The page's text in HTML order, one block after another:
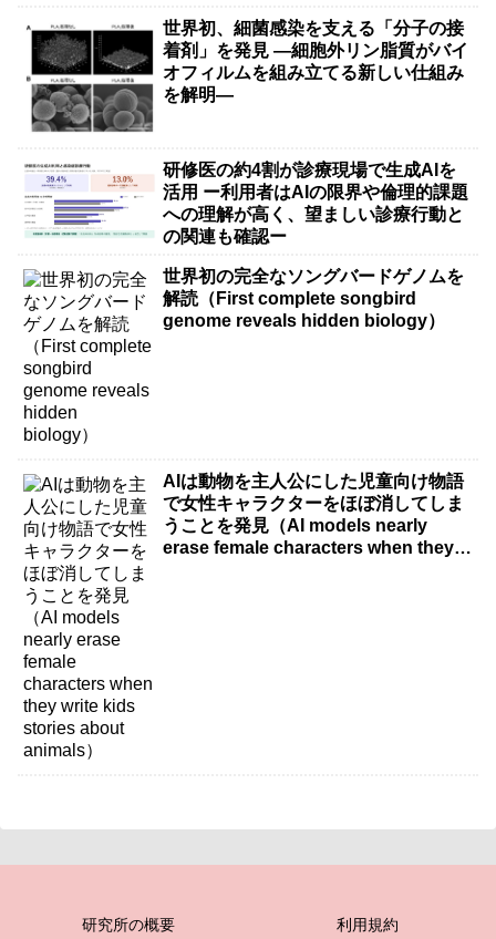
世界初、細菌感染を支える「分子の接
着剤」を発見 ―細胞外リン脂質がバイ
オフィルムを組み立てる新しい仕組み
を解明―
研修医の約4割が診療現場で生成AIを
活用 ー利用者はAIの限界や倫理的課題
への理解が高く、望ましい診療行動と
の関連も確認ー
世界初の完全なソングバードゲノムを
解読（First complete songbird
genome reveals hidden biology）
AIは動物を主人公にした児童向け物語
で女性キャラクターをほぼ消してしま
うことを発見（AI models nearly
erase female characters when they
研究所の概要 利用規約